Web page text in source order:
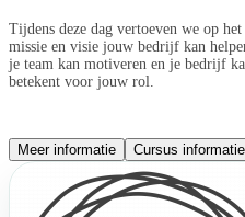
Tijdens deze dag vertoeven we op
missie en visie jouw bedrijf kan
je team kan motiveren en je bedrijf
betekent voor jouw rol.
Meer informatie Cursus